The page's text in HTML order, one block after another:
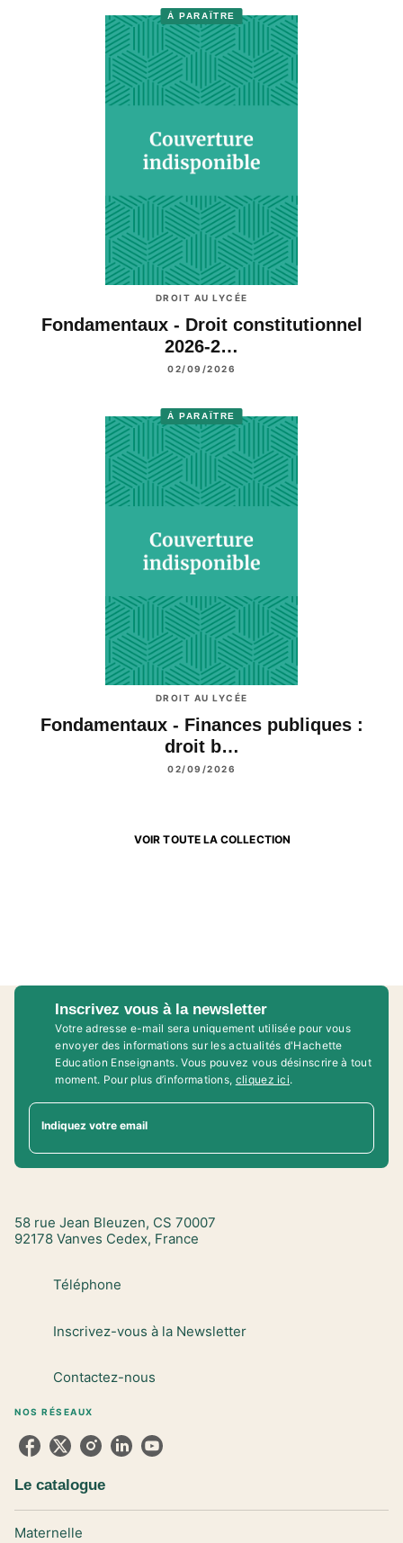
À PARAÎTRE
DROIT AU LYCÉE
Fondamentaux - Droit constitutionnel
2026-2…
02/09/2026
À PARAÎTRE
DROIT AU LYCÉE
Fondamentaux - Finances publiques :
droit b…
02/09/2026
VOIR TOUTE LA COLLECTION
Inscrivez vous à la newsletter
Votre adresse e-mail sera uniquement utilisée pour vous
envoyer des informations sur les actualités d'Hachette
Education Enseignants. Vous pouvez vous désinscrire à tout
moment. Pour plus d’informations, cliquez ici.
Indiquez votre email
58 rue Jean Bleuzen, CS 70007
92178 Vanves Cedex, France
Téléphone
Inscrivez-vous à la Newsletter
Contactez-nous
NOS RÉSEAUX
Le catalogue
Maternelle